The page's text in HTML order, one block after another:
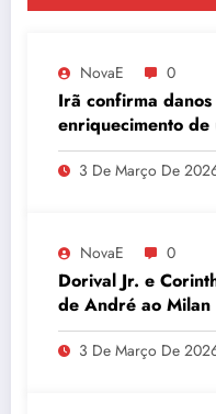
NovaE 0
Irã confirma
enriquecimento
embaixador evita
quantidade de
3 De Março De
NovaE 0
Dorival Jr. e
de André ao Milan
São Jorge
3 De Março De